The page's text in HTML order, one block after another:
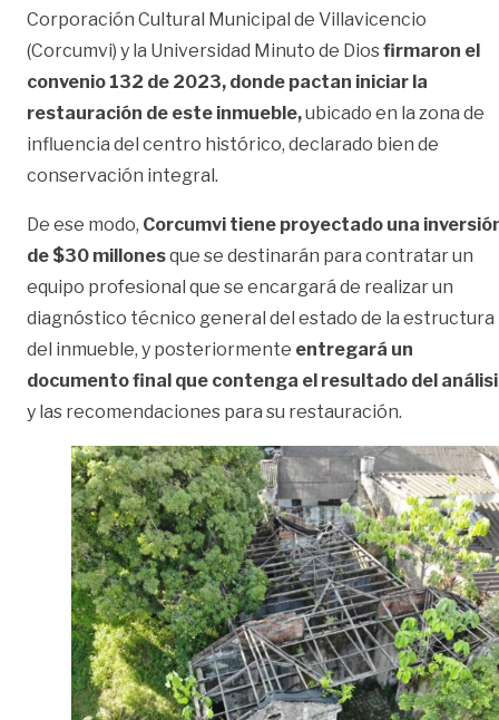
Corporación Cultural Municipal de Villavicencio
(Corcumvi) y la Universidad Minuto de Diosfirmaron el
convenio 132 de 2023, donde pactan iniciar la
restauración de este inmueble,ubicado en la zona de
influencia del centro histórico, declarado bien de
conservación integral.
De ese modo, Corcumvi tiene proyectado una
de $30 millonesque se destinarán para contratar un
equipo profesional que se encargará de realizar un
diagnóstico técnico general del estado de la estructura
del inmueble, y posteriormente entregará un
documento final que contenga el resultado del
y las recomendaciones para su restauración.